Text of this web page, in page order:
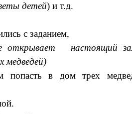
детей) и т.д.
с заданием,
открывает настоящий
медведей)
в дом трех